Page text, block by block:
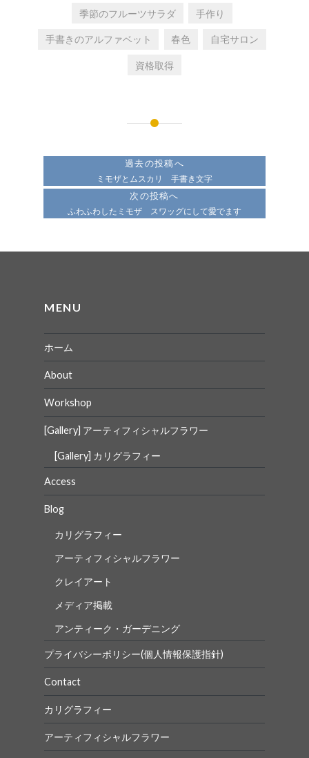
季節のフルーツサラダ 手作り
手書きのアルファベット 春色 自宅サロン
資格取得
ー
過去の投稿へ
ミモザとムスカリ 手書き文字
次の投稿へ
ふわふわしたミモザ スワッグにして愛でます
MENU
ホーム
About
Workshop
[Gallery] アーティフィシャルフラワー
[Gallery] カリグラフィー
Access
Blog
カリグラフィー
アーティフィシャルフラワー
クレイアート
メディア掲載
アンティーク・ガーデニング
プライバシーポリシー(個人情報保護指針)
Contact
カリグラフィー
アーティフィシャルフラワー